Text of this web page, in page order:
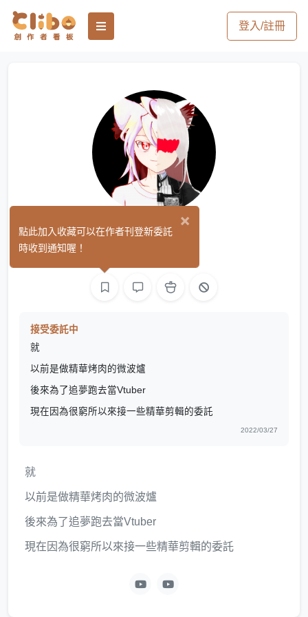
登入/註冊
から み
接受委託中
就
以前是做精華烤肉的微波爐
後來為了追夢跑去當Vtuber
現在因為很窮所以來接一些精華剪輯的委託
2022/03/27
就
以前是做精華烤肉的微波爐
後來為了追夢跑去當Vtuber
現在因為很窮所以來接一些精華剪輯的委託
×
點此加入收藏可以在作者刊登新委託
時收到通知喔！